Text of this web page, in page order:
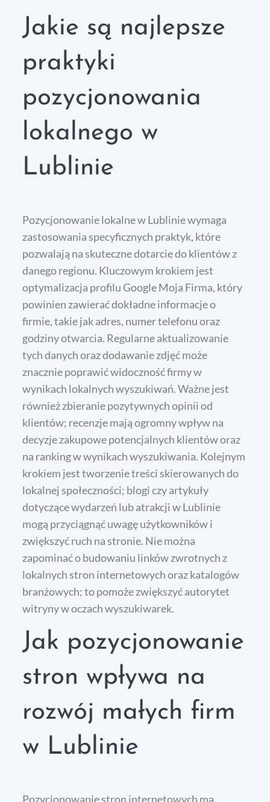
Jakie są najlepsze
praktyki
pozycjonowania
lokalnego w
Lublinie
Pozycjonowanie lokalne w Lublinie wymaga
zastosowania specyficznych praktyk, które
pozwalają na skuteczne dotarcie do klientów z
danego regionu. Kluczowym krokiem jest
optymalizacja profilu Google Moja Firma, który
powinien zawierać dokładne informacje o
firmie, takie jak adres, numer telefonu oraz
godziny otwarcia. Regularne aktualizowanie
tych danych oraz dodawanie zdjęć może
znacznie poprawić widoczność firmy w
wynikach lokalnych wyszukiwań. Ważne jest
również zbieranie pozytywnych opinii od
klientów; recenzje mają ogromny wpływ na
decyzje zakupowe potencjalnych klientów oraz
na ranking w wynikach wyszukiwania. Kolejnym
krokiem jest tworzenie treści skierowanych do
lokalnej społeczności; blogi czy artykuły
dotyczące wydarzeń lub atrakcji w Lublinie
mogą przyciągnąć uwagę użytkowników i
zwiększyć ruch na stronie. Nie można
zapominać o budowaniu linków zwrotnych z
lokalnych stron internetowych oraz katalogów
branżowych; to pomoże zwiększyć autorytet
witryny w oczach wyszukiwarek.
Jak pozycjonowanie
stron wpływa na
rozwój małych firm
w Lublinie
Pozycjonowanie stron internetowych ma